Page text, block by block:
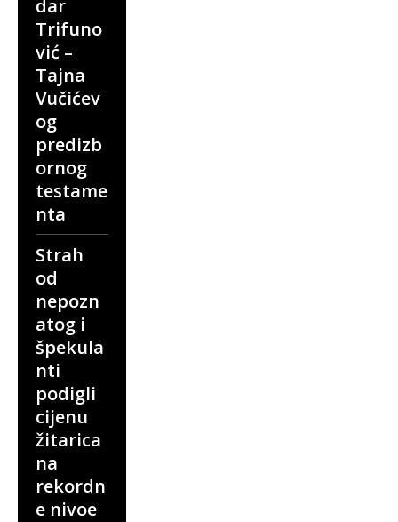
dar
Trifuno
vić –
Tajna
Vučićev
og
predizb
ornog
testame
nta
Strah
od
nepozn
atog i
špekula
nti
podigli
cijenu
žitarica
na
rekordn
e nivoe